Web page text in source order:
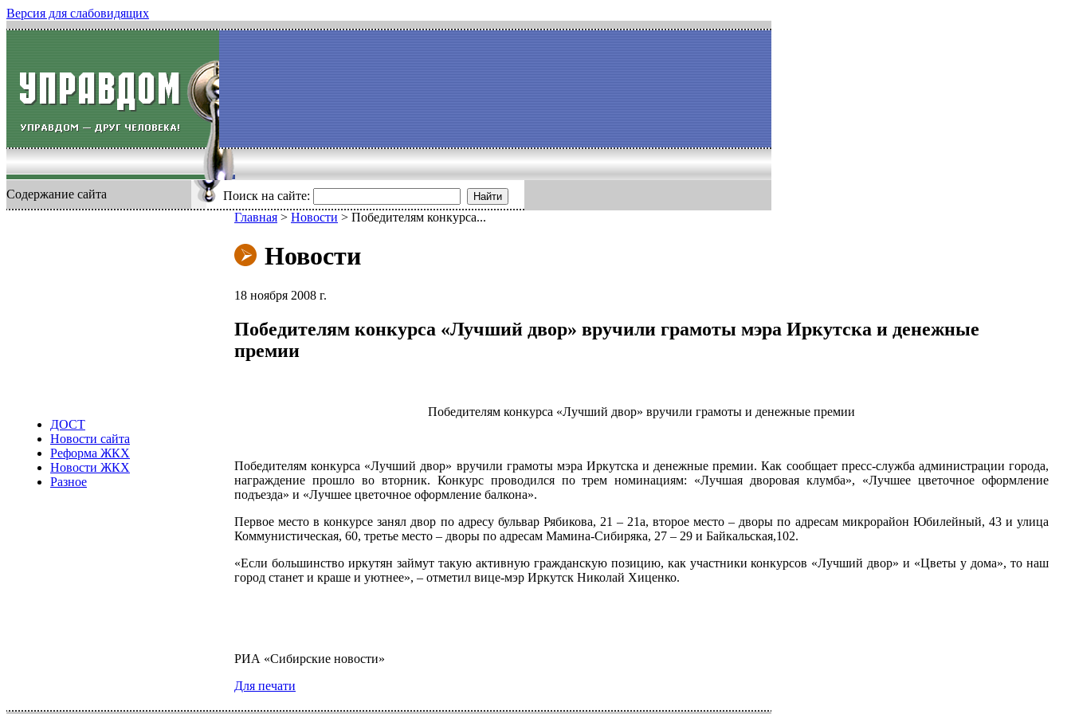
Версия для слабовидящих
Содержание сайта Поиск на сайте: Найти
ДОСТ
Новости сайта
Реформа ЖКХ
Новости ЖКХ
Разное
Главная > Новости > Победителям конкурса...
Новости
18 ноября 2008 г.
Победителям конкурса «Лучший двор» вручили грамоты мэра Иркутска и денежные
премии
Победителям конкурса «Лучший двор» вручили грамоты и денежные премии
Победителям конкурса «Лучший двор» вручили грамоты мэра Иркутска и денежные премии. Как сообщает пресс-служба администрации города,
награждение прошло во вторник. Конкурс проводился по трем номинациям: «Лучшая дворовая клумба», «Лучшее цветочное оформление
подъезда» и «Лучшее цветочное оформление балкона».
Первое место в конкурсе занял двор по адресу бульвар Рябикова, 21 – 21а, второе место – дворы по адресам микрорайон Юбилейный, 43 и улица
Коммунистическая, 60, третье место – дворы по адресам Мамина-Сибиряка, 27 – 29 и Байкальская,102.
«Если большинство иркутян займут такую активную гражданскую позицию, как участники конкурсов «Лучший двор» и «Цветы у дома», то наш
город станет и краше и уютнее», – отметил вице-мэр Иркутск Николай Хиценко.
РИА «Сибирские новости»
Для печати